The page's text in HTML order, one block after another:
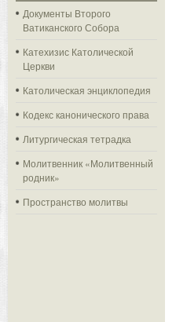
Документы Второго
Ватиканского Собора
Катехизис Католической
Церкви
Католическая энциклопедия
Кодекс канонического права
Литургическая тетрадка
Молитвенник «Молитвенный
родник»
Пространство молитвы